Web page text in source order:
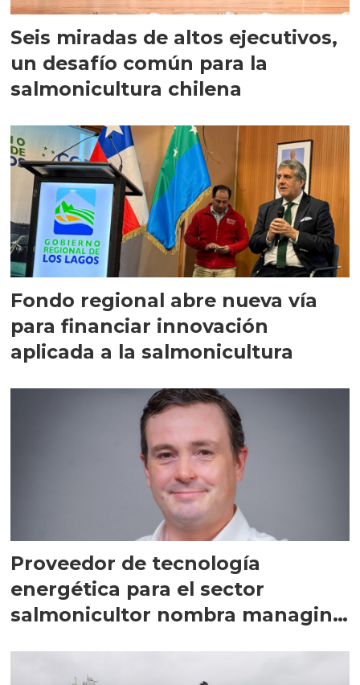
Seis miradas de altos ejecutivos,
un desafío común para la
salmonicultura chilena
Fondo regional abre nueva vía
para financiar innovación
aplicada a la salmonicultura
Proveedor de tecnología
energética para el sector
salmonicultor nombra managing